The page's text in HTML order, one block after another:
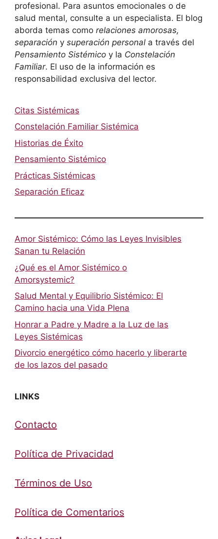
profesional. Para asuntos emocionales o de
salud mental, consulte a un especialista. El blog
aborda temas como relaciones amorosas,
separación y superación personal a través del
Pensamiento Sistémico y la Constelación
Familiar. El uso de la información es
responsabilidad exclusiva del lector.
Citas Sistémicas
Constelación Familiar Sistémica
Historias de Éxito
Pensamiento Sistémico
Prácticas Sistémicas
Separación Eficaz
Amor Sistémico: Cómo las Leyes Invisibles
Sanan tu Relación
¿Qué es el Amor Sistémico o
Amorsystemic?
Salud Mental y Equilibrio Sistémico: El
Camino hacia una Vida Plena
Honrar a Padre y Madre a la Luz de las
Leyes Sistémicas
Divorcio energético cómo hacerlo y liberarte
de los lazos del pasado
LINKS
Contacto
Política de Privacidad
Términos de Uso
Política de Comentarios